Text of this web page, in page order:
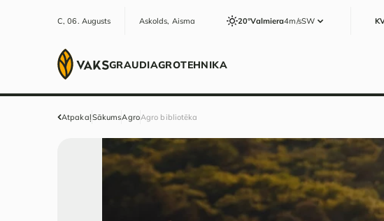
C, 06. Augusts Askolds, Aisma 20°Valmiera4m/sSW
GRAUDIAGROTEHNIKA
AtpakaļSākumsAgroAgro bibliotēka